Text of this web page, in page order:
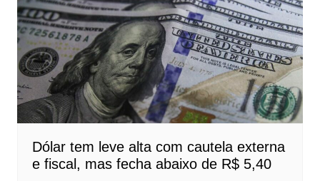
Dólar tem leve alta com cautela externa
e fiscal, mas fecha abaixo de R$ 5,40